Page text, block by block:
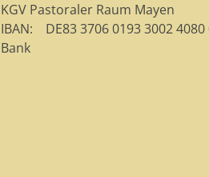
KGV Pastoraler Raum Mayen
IBAN: DE83 3706 0193 3002 4080
Bank